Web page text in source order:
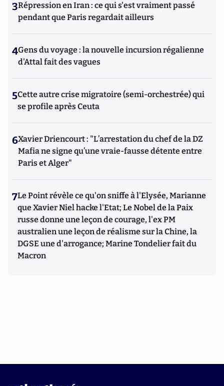
3Répression en Iran : ce qui s'est vraiment passé
pendant que Paris regardait ailleurs
4Gens du voyage : la nouvelle incursion régalienne
d'Attal fait des vagues
5Cette autre crise migratoire (semi-orchestrée) qui
se profile après Ceuta
6Xavier Driencourt : "L’arrestation du chef de la DZ
Mafia ne signe qu’une vraie-fausse détente entre
Paris et Alger"
7Le Point révèle ce qu'on sniffe à l'Elysée, Marianne
que Xavier Niel hacke l'Etat; Le Nobel de la Paix
russe donne une leçon de courage, l'ex PM
australien une leçon de réalisme sur la Chine, la
DGSE une d'arrogance; Marine Tondelier fait du
Macron